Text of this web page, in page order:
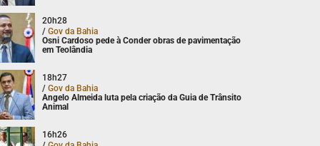
20h28
/Gov da Bahia
Osni Cardoso pede à Conder obras de pavimentação
em Teolândia
18h27
/Gov da Bahia
Angelo Almeida luta pela criação da Guia de Trânsito
Animal
16h26